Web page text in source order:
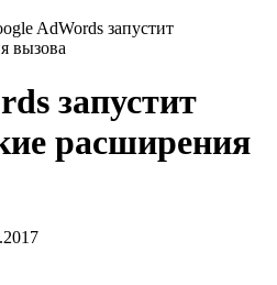
AdWords запустит
вызова
запустит
расширения